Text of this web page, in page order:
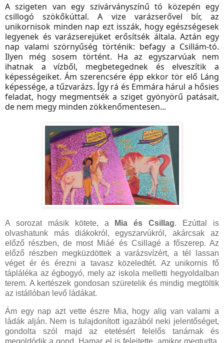
A szigeten van egy szivárványszínű tó közepén egy
csillogó szökőkúttal. A vize varázserővel bír, az
unikornisok minden nap ezt isszák, hogy egészségesek
legyenek és varázserejüket erősítsék általa. Aztán egy
nap valami szörnyűség történik: befagy a Csillám-tó.
Ilyen még sosem történt. Ha az egyszarvúak nem
ihatnak a vízből, megbetegednek és elveszítik a
képességeiket. Ám szerencsére épp ekkor tör elő Láng
képessége, a tűzvarázs. Így rá és Emmára hárul a hősies
feladat, hogy megmentsék a sziget gyönyörű patásait,
de nem megy minden zökkenőmentesen...
A sorozat másik kötete, a Mia és Csillag. Ezúttal is
olvashatunk más diákokról, egyszarvúkról, akárcsak az
előző részben, de most Miáé és Csillagé a főszerep. Az
előző részben megküzdöttek a varázsvízért, a tél lassan
véget ér és érezni a tavasz közeledtét. Az unikornis fő
tápláléka az égbogyó, mely az iskola melletti hegyoldalban
terem. A kertészek gondosan szüretelik és mindig megtöltik
az istállóban levő ládákat.
Ám egy nap azt vette észre Mia, hogy alig van valami a
ládák alján. Nem is tulajdonított igazából neki jelentőséget,
gondolta szól majd az etetésért felelős tanárnak és
megoldódik a gond. Hamar el is felejtette, amikor megtudta,